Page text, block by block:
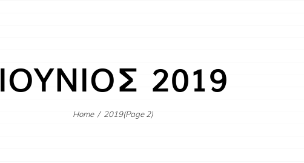
ΙΟΥΝΙΟΣ 2019
Home/ 2019(Page 2)